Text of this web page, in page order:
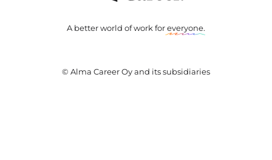
A better world of work foreveryone.
© Alma Career Oy and its subsidiaries